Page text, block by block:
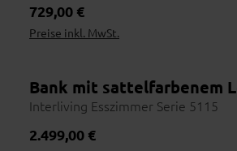
Regulärer Preis:
729,00 €
Preise inkl. MwSt.
Bank mit sattelfarbenem
Interliving Esszimmer Serie 5115
Regulärer Preis:
2.499,00 €